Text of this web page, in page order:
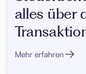
alles über
Mehr erfahren